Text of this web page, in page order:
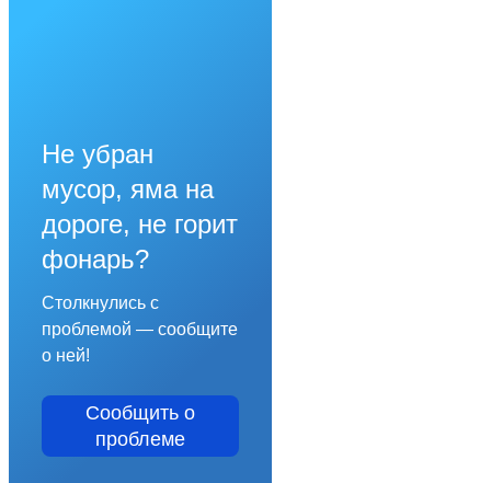
Не убран
мусор, яма на
дороге, не горит
фонарь?
Столкнулись с
проблемой — сообщите
о ней!
Сообщить о
проблеме